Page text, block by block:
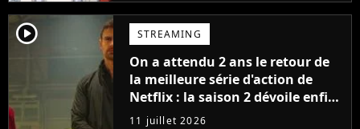
player2 STREAMING
On a attendu 2 ans le retour de
la meilleure série d'action de
Netflix : la saison 2 dévoile enfin
sa date de sortie
11 juillet 2026